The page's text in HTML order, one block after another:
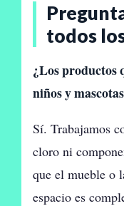
todos
¿Los productos
niños y
Sí. Trabajamos
cloro ni
que el mueble o
espacio es